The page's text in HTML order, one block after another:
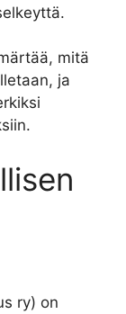
mitä
ja
ry) on